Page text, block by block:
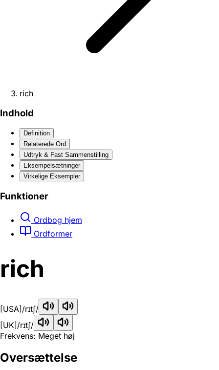
rich
Indhold
Definition
Relaterede Ord
Udtryk & Fast Sammenstilling
Eksempelsætninger
Virkelige Eksempler
Funktioner
Ordbog hjem
Ordformer
rich
[USA] /rɪtʃ/
[UK] /rɪtʃ/
Frekvens: Meget høj
Oversættelse